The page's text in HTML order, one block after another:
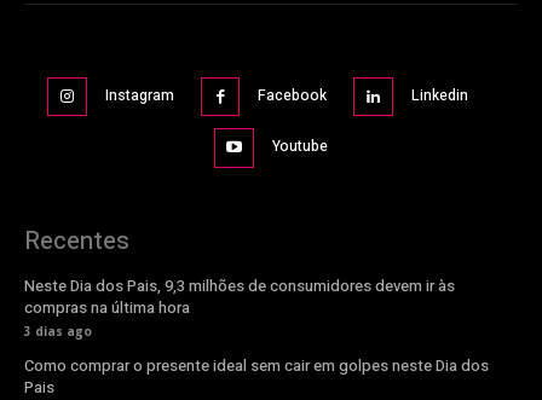
Instagram Facebook Linkedin
Youtube
Recentes
Neste Dia dos Pais, 9,3 milhões de consumidores devem ir às
compras na última hora
3 dias ago
Como comprar o presente ideal sem cair em golpes neste Dia dos
Pais